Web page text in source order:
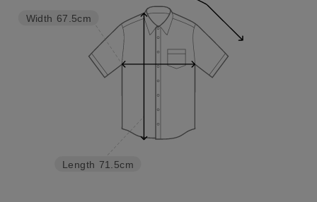
Length 71.5cm
Width 67.5cm